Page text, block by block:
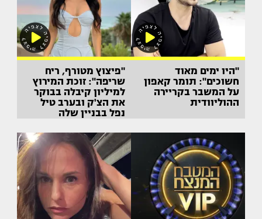
"היו ימים מאוד
חשוכים": תומר קאפון
על המשבר בקריירה
ההוליוודית
"פיצוץ מטורף, ריח
שריפה": זוכת המירוץ
למיליון קיבלה בבוקר
את הצ'ק ובערב טיל
נפל בבניין שלה